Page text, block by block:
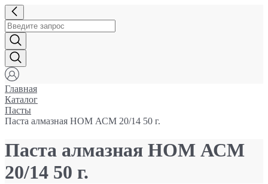
Главная
Каталог
Пасты
Паста алмазная НОМ АСМ 20/14 50 г.
Паста алмазная НОМ АСМ
20/14 50 г.